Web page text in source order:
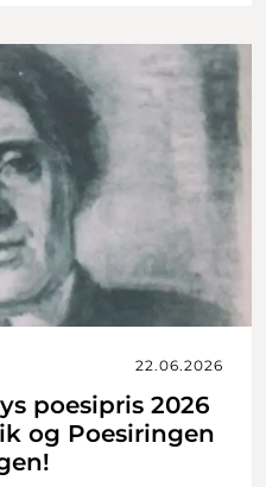
22.06.2026
poesipris 2026
og Poesiringen